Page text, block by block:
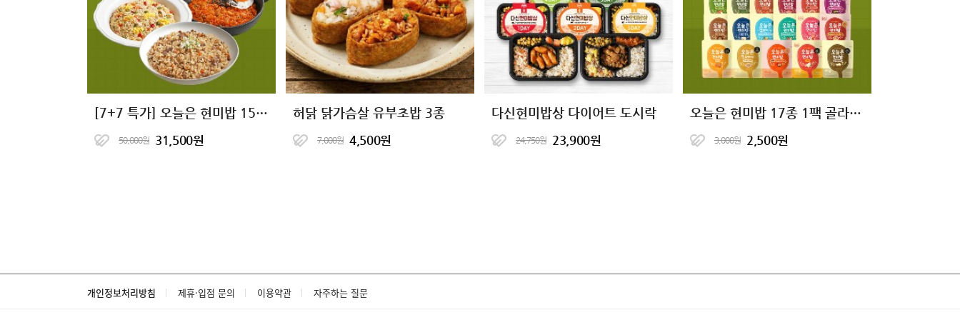
[7+7 특가] 오늘은 현미밥 15종 골라담기
50,000원 31,500원
허닭 닭가슴살 유부초밥 3종
7,000원 4,500원
다신현미밥상 다이어트 도시락
24,750원 23,900원
오늘은 현미밥 17종 1팩 골라담기
3,000원 2,500원
개인정보처리방침 제휴·입점 문의 이용약관 자주하는 질문